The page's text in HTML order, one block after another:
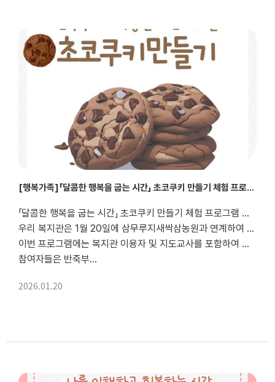
[행복가족]「달콤한 행복을 굽는 시간」 초코쿠키 만들기 체험 프로그램 진행
「달콤한 행복을 굽는 시간」 초코쿠키 만들기 체험 프로그램 진행
우리 복지관은 1월 20일에 삼무루지새싹삼농원과 연계하여 복지관 이용자를 대상으로 초코쿠키 만들기 체험 프로그램을 진행하였습니다.
이번 프로그램에는 복지관 이용자 및 지도교사를 포함하여 총 12명이 참여하여, 직접 초코쿠키를 만들며 즐거운 추억을 쌓는 시간을 가졌습니다.
참여자들은 반죽부...
2026.01.20